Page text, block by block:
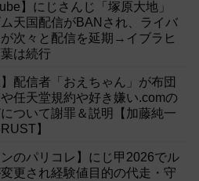
】にじさんじ「塚原大地」
天国配信がBANされ、ライバ
次々と配信を延期→イブラヒ
は続行
】配信者「おえちゃん」が布団
任天堂規約や好き嫌い.comの
ついて謝罪＆説明【加藤純一
】
ンのパリコレ】にじ甲2026でル
更され経験値目的の代走・守